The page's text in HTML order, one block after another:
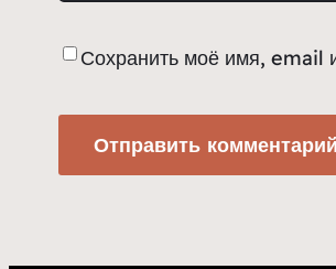
Сохранить моё имя, email